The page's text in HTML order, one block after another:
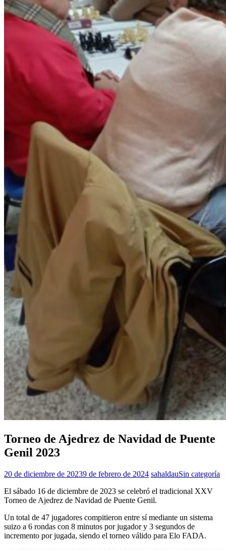
Torneo de Ajedrez de Navidad de Puente
Genil 2023
20 de diciembre de 20239 de febrero de 2024 sahaldauSin categoría
El sábado 16 de diciembre de 2023 se celebró el tradicional XXV
Torneo de Ajedrez de Navidad de Puente Genil.
Un total de 47 jugadores compitieron entre sí mediante un sistema
suizo a 6 rondas con 8 minutos por jugador y 3 segundos de
incremento por jugada, siendo el torneo válido para Elo FADA.